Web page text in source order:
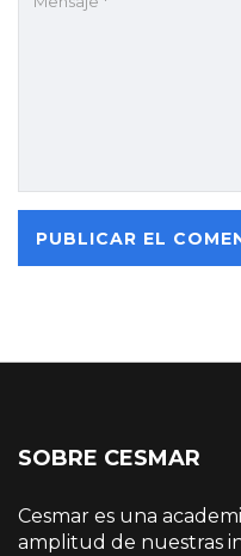
SOBRE CESMAR
Cesmar es una
amplitud de nuestras